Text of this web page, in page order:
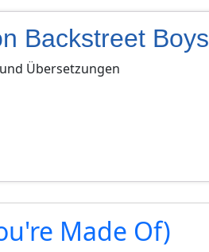
Backstreet Boys
Übersetzungen
Made Of)